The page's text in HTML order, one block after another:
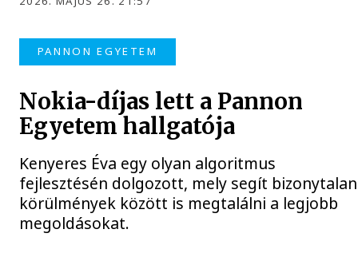
PANNON EGYETEM
Nokia-díjas lett a Pannon
Egyetem hallgatója
Kenyeres Éva egy olyan algoritmus
fejlesztésén dolgozott, mely segít bizonytalan
körülmények között is megtalálni a legjobb
megoldásokat.